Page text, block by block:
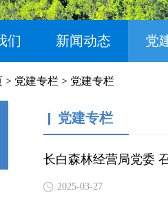
们 新闻动态 党
> 党建专栏 > 党建专栏
党建专栏
长白森林经营局党委
2025-03-27